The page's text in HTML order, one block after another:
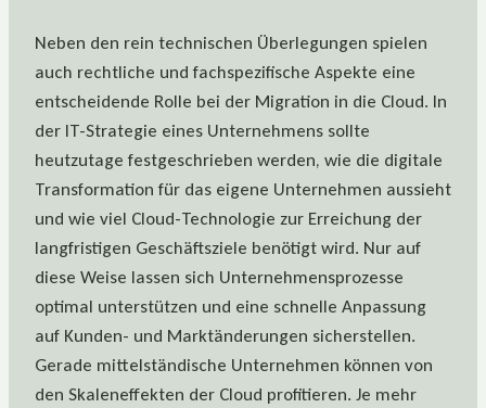
Neben den rein technischen Überlegungen spielen
auch rechtliche und fachspezifische Aspekte eine
entscheidende Rolle bei der Migration in die Cloud. In
der IT-Strategie eines Unternehmens sollte
heutzutage festgeschrieben werden, wie die digitale
Transformation für das eigene Unternehmen aussieht
und wie viel Cloud-Technologie zur Erreichung der
langfristigen Geschäftsziele benötigt wird. Nur auf
diese Weise lassen sich Unternehmensprozesse
optimal unterstützen und eine schnelle Anpassung
auf Kunden- und Marktänderungen sicherstellen.
Gerade mittelständische Unternehmen können von
den Skaleneffekten der Cloud profitieren. Je mehr